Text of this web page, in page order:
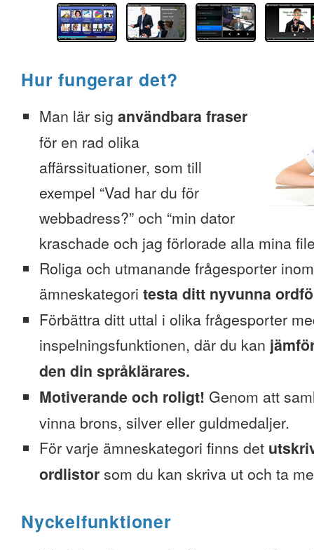
Hur fungerar det?
Man lär sig användbara fraser
för en rad olika
affärssituationer, som till
exempel “Vad har du för
webbadress?” och “min dator
kraschade och jag förlorade alla mina
Roliga och utmanande frågesporter
ämneskategori testa ditt nyvunna
Förbättra ditt uttal i olika frågesporter
inspelningsfunktionen, där du kan
den din språklärares.
Motiverande och roligt! Genom att
vinna brons, silver eller guldmedaljer.
För varje ämneskategori finns det
ordlistor som du kan skriva ut och ta
Nyckelfunktioner